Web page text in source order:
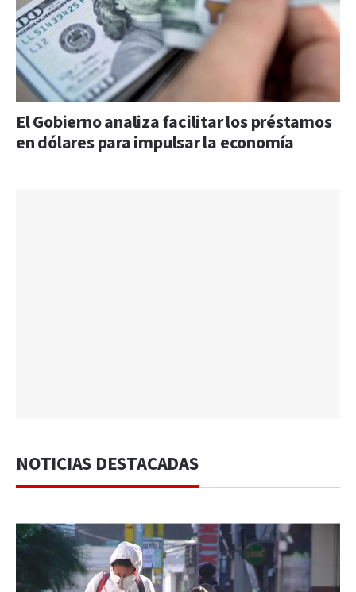
El Gobierno analiza facilitar los préstamos
en dólares para impulsar la economía
NOTICIAS DESTACADAS